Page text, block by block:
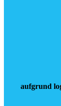
aufgrund